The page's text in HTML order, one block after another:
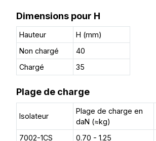
Dimensions pour H
Hauteur
H (mm)
Non chargé
40
Chargé
35
Plage de charge
Isolateur
Plage de charge en
daN (≈kg)
7002-1CS 0.70 - 1.25